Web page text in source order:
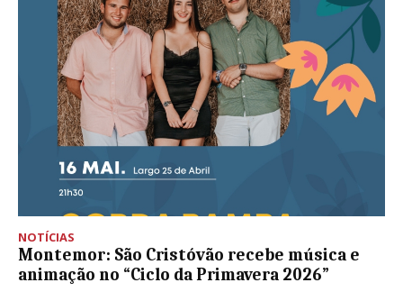
NOTÍCIAS
Montemor: São Cristóvão recebe música e
animação no “Ciclo da Primavera 2026”